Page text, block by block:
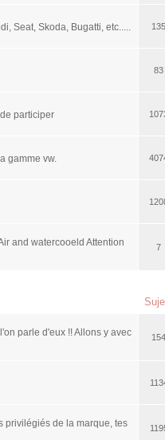
Seat, Skoda, Bugatti, etc.....
135
83
participer
gamme vw.
and watercooeld Attention
7
parle d'eux !! Allons y avec
154
privilégiés de la marque, tes